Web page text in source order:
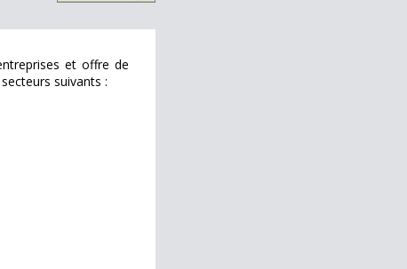
et offre de
suivants :